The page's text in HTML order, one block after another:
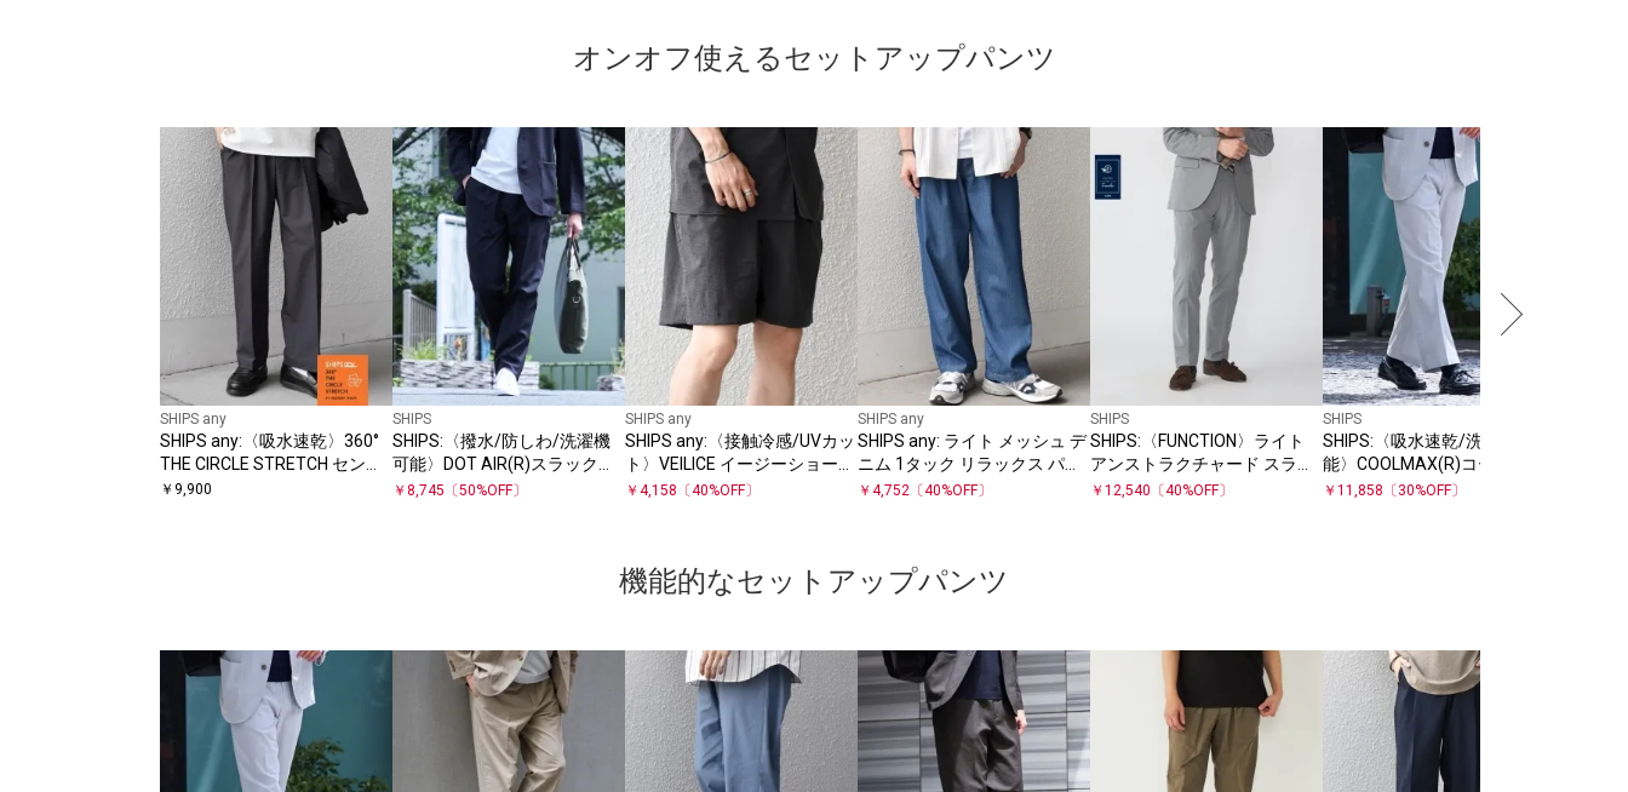
オンオフ使えるセットアップパンツ
SHIPS any
SHIPS any:〈吸水速乾〉360°
THE CIRCLE STRETCH センタ
ークリース イージーパンツ(セ
￥ 9,900
SHIPS
SHIPS:〈撥水/防しわ/洗濯機
可能〉DOT AIR(R)スラックス
(セットアップ対応)
￥ 8,745 〔50%OFF〕
SHIPS any
SHIPS any:〈接触冷感/UVカッ
ト〉VEILICE イージーショーツ
(セットアップ対応)◇
￥ 4,158 〔40%OFF〕
SHIPS any
SHIPS any: ライト メッシュ デ
ニム 1タック リラックス パン
ツ (セットアップ対応)◇
￥ 4,752 〔40%OFF〕
SHIPS
SHIPS:〈FUNCTION〉ライト
アンストラクチャード スラッ
クス(セットアップ対応)
￥ 12,540 〔40%OFF〕
SHIPS
SHIPS:〈吸水速乾/洗濯機可
能〉COOLMAX(R)コードレー
ン パンツ(セットアップ対応)
￥ 11,858 〔30%OFF〕
機能的なセットアップパンツ